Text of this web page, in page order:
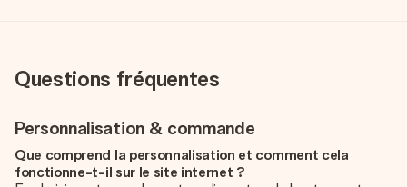
Questions fréquentes
Personnalisation & commande
Que comprend la personnalisation et comment cela
fonctionne-t-il sur le site internet ?